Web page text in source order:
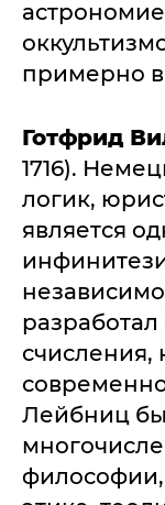
примерно в
Готфрид
1716).
логик,
является
счисления,
Лейбниц
философии,